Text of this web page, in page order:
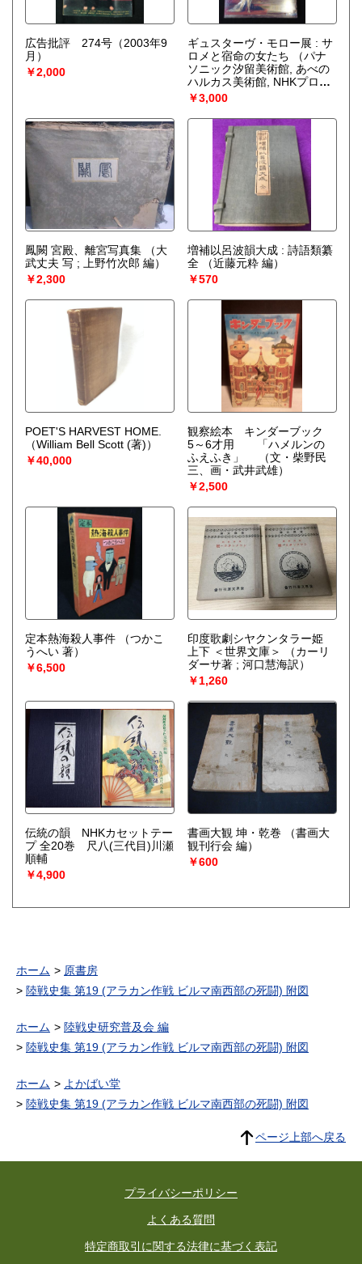
広告批評 274号（2003年9
月）
￥2,000
ギュスターヴ・モロー展 : サ
ロメと宿命の女たち
（パナ
ソニック汐留美術館, あべの
ハルカス美術館, NHKプロモ
ーション編）
￥3,000
鳳闕 宮殿、離宮写真集
（大
武丈夫 写 ; 上野竹次郎 編）
￥2,300
増補以呂波韻大成 : 詩語類纂
全
（近藤元粋 編）
￥570
POET'S HARVEST HOME.
（William Bell Scott (著)）
￥40,000
観察絵本 キンダーブック
5～6才用 「ハメルンの
ふえふき」
（文・柴野民
三、画・武井武雄）
￥2,500
定本熱海殺人事件
（つかこ
うへい 著）
￥6,500
印度歌劇シヤクンタラー姫
上下 ＜世界文庫＞
（カーリ
ダーサ著 ; 河口慧海訳）
￥1,260
伝統の韻 NHKカセットテー
プ 全20巻 尺八(三代目)川瀬
順輔
￥4,900
書画大観 坤・乾巻
（書画大
観刊行会 編）
￥600
ホーム
原書房
陸戦史集 第19 (アラカン作戦 ビルマ南西部の死闘) 附図
ホーム
陸戦史研究普及会 編
陸戦史集 第19 (アラカン作戦 ビルマ南西部の死闘) 附図
ホーム
よかばい堂
陸戦史集 第19 (アラカン作戦 ビルマ南西部の死闘) 附図
ページ上部へ戻る
プライバシーポリシー
よくある質問
特定商取引に関する法律に基づく表記